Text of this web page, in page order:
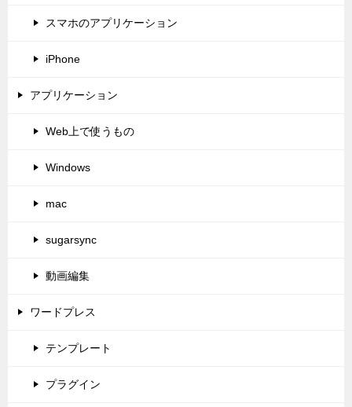
スマホのアプリケーション
iPhone
アプリケーション
Web上で使うもの
Windows
mac
sugarsync
動画編集
ワードプレス
テンプレート
プラグイン